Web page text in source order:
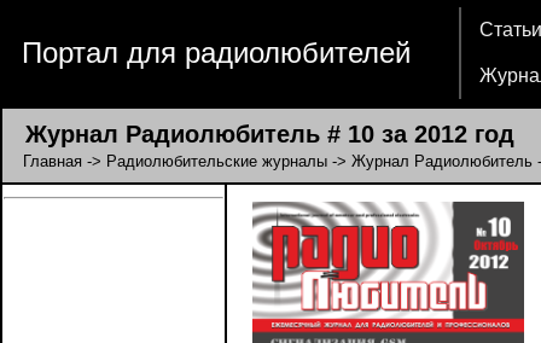
Портал для радиолюбителей
Статьи
Журнал Радиолюбитель # 10 за 2012 год
Главная -> Радиолюбительские журналы -> Журнал Радиолюбитель